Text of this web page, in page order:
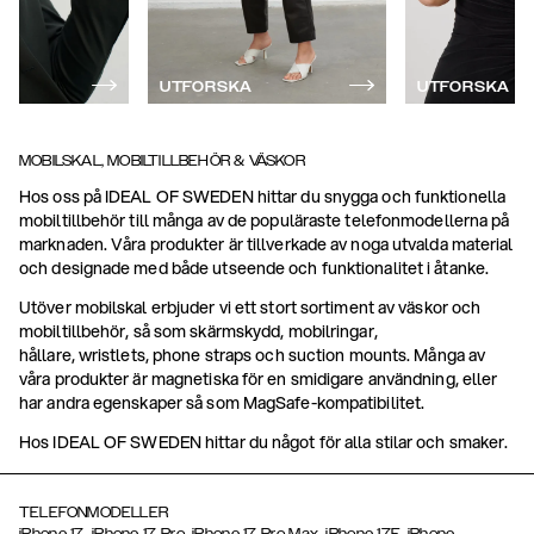
UTFORSKA UTFORSKA
MOBILSKAL, MOBILTILLBEHÖR & VÄSKOR
Hos oss på IDEAL OF SWEDEN hittar du snygga och funktionella
mobiltillbehör till många av de populäraste telefonmodellerna på
marknaden. Våra produkter är tillverkade av noga utvalda material
och designade med både utseende och funktionalitet i åtanke.
Utöver mobilskal erbjuder vi ett stort sortiment av väskor och
mobiltillbehör, så som skärmskydd, mobilringar,
hållare, wristlets, phone straps och suction mounts. Många av
våra produkter är magnetiska för en smidigare användning, eller
har andra egenskaper så som MagSafe-kompatibilitet.
Hos IDEAL OF SWEDEN hittar du något för alla stilar och smaker.
TELEFONMODELLER